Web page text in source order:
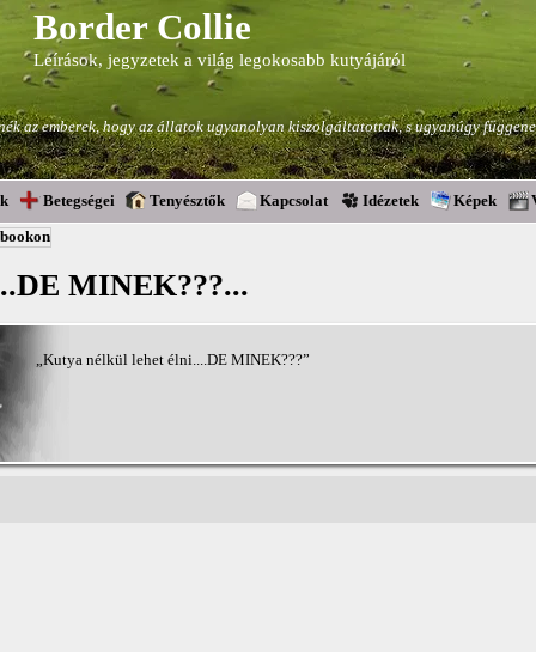
Border Collie
Leírások, jegyzetek a világ legokosabb kutyájáról
az emberek, hogy az állatok ugyanolyan kiszolgáltatottak, s ugyanúgy
Betegségei Tenyésztők Kapcsolat Idézetek Képek
MINEK???...
„Kutya nélkül lehet élni....DE MINEK???”